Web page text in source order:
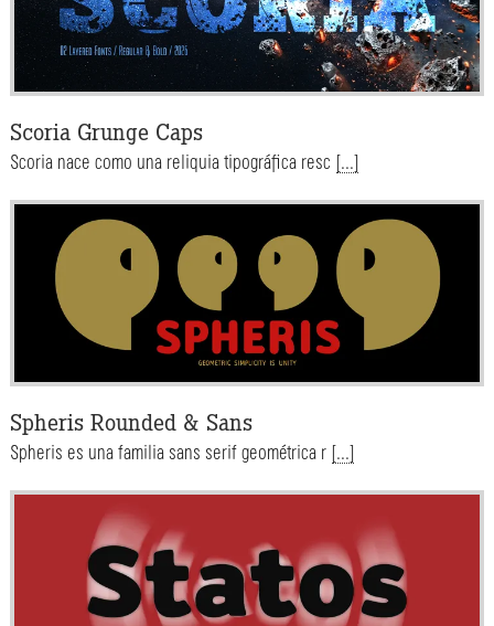
Scoria Grunge Caps
Scoria nace como una reliquia tipográfica resc [...]
Spheris Rounded & Sans
Spheris es una familia sans serif geométrica r [...]